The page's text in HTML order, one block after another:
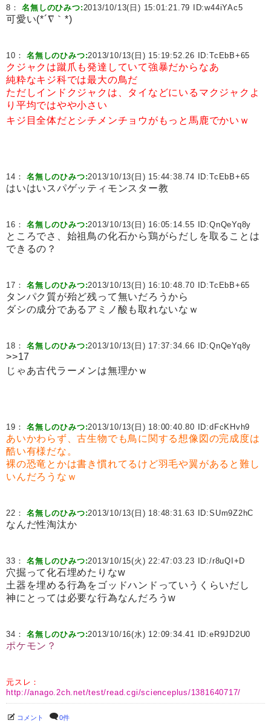
8：名無しのひみつ:2013/10/13(日) 15:01:21.79 ID:w44iYAc5
可愛い(*´∇｀*)
10：名無しのひみつ:2013/10/13(日) 15:19:52.26 ID:TcEbB+65
クジャクは蹴爪も発達していて強暴だからなあ
純粋なキジ科では最大の鳥だ
ただしインドクジャクは、タイなどにいるマクジャクよ
り平均ではやや小さい
キジ目全体だとシチメンチョウがもっと馬鹿でかいｗ
14：名無しのひみつ:2013/10/13(日) 15:44:38.74 ID:TcEbB+65
はいはいスパゲッティモンスター教
16：名無しのひみつ:2013/10/13(日) 16:05:14.55 ID:QnQeYq8y
ところでさ、始祖鳥の化石から鶏がらだしを取ることは
できるの？
17：名無しのひみつ:2013/10/13(日) 16:10:48.70 ID:TcEbB+65
タンパク質が殆ど残って無いだろうから
ダシの成分であるアミノ酸も取れないなｗ
18：名無しのひみつ:2013/10/13(日) 17:37:34.66 ID:QnQeYq8y
>>17
じゃあ古代ラーメンは無理かｗ
19：名無しのひみつ:2013/10/13(日) 18:00:40.80 ID:dFcKHvh9
あいかわらず、古生物でも鳥に関する想像図の完成度は
酷い有様だな。
裸の恐竜とかは書き慣れてるけど羽毛や翼があると難し
いんだろうなｗ
22：名無しのひみつ:2013/10/13(日) 18:48:31.63 ID:SUm9Z2hC
なんだ性淘汰か
33：名無しのひみつ:2013/10/15(火) 22:47:03.23 ID:/r8uQI+D
穴掘って化石埋めたりなw
土器を埋める行為をゴッドハンドっていうくらいだし
神にとっては必要な行為なんだろうw
34：名無しのひみつ:2013/10/16(水) 12:09:34.41 ID:eR9JD2U0
ポケモン？
元スレ：
http://anago.2ch.net/test/read.cgi/scienceplus/1381640717/
コメント 0件